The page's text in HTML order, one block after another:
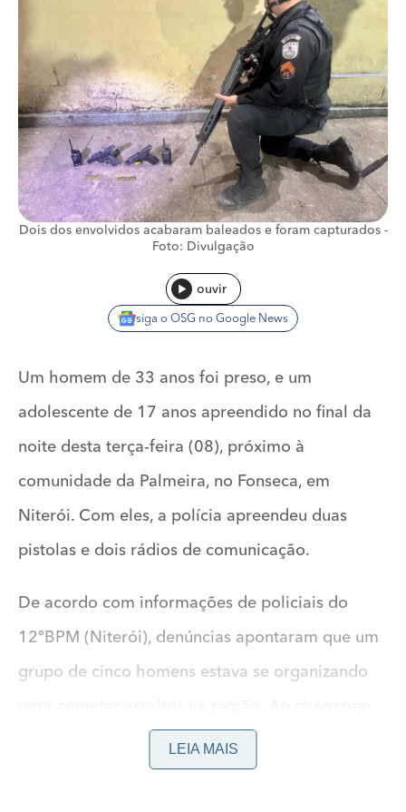
Dois dos envolvidos acabaram baleados e foram capturados -
Foto: Divulgação
ouvir
siga o OSG no Google News
Um homem de 33 anos foi preso, e um
adolescente de 17 anos apreendido no final da
noite desta terça-feira (08), próximo à
comunidade da Palmeira, no Fonseca, em
Niterói. Com eles, a polícia apreendeu duas
pistolas e dois rádios de comunicação.
De acordo com informações de policiais do
12ºBPM (Niterói), denúncias apontaram que um
grupo de cinco homens estava se organizando
no local indicado, os suspeitos iniciaram um
LEIA MAIS